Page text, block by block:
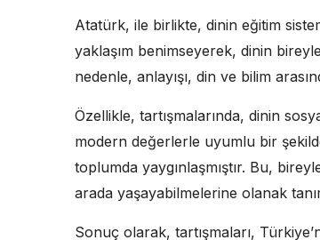
Atatürk, ile birlikte, dinin eğitim
yaklaşım benimseyerek, dinin
nedenle, anlayışı, din ve bilim
Özellikle, tartışmalarında, dinin
modern değerlerle uyumlu bir
toplumda yaygınlaşmıştır. Bu,
arada yaşayabilmelerine olanak
Sonuç olarak, tartışmaları,